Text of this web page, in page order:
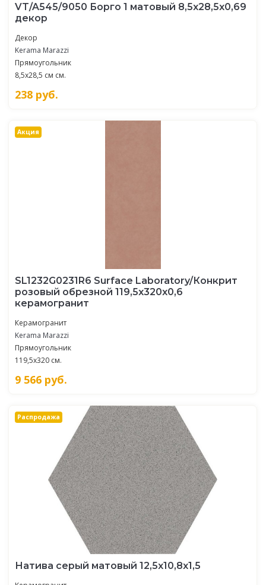
VT/A545/9050 Борго 1 матовый 8,5x28,5x0,69
декор
Декор
Kerama Marazzi
Прямоугольник
8,5x28,5 см см.
238 руб.
Акция
SL1232G0231R6 Surface Laboratory/Конкрит
розовый обрезной 119,5x320x0,6
керамогранит
Керамогранит
Kerama Marazzi
Прямоугольник
119,5x320 см.
9 566 руб.
Распродажа
Натива серый матовый 12,5x10,8x1,5